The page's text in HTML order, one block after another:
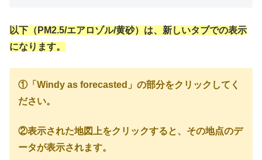
以下（PM2.5/エアロゾル/黄砂）は、新しいタブでの表示
になります。
①「Windy as forecasted」の部分をクリックしてく
ださい。
②表示された地図上をクリックすると、その地点のデ
ータが表示されます。